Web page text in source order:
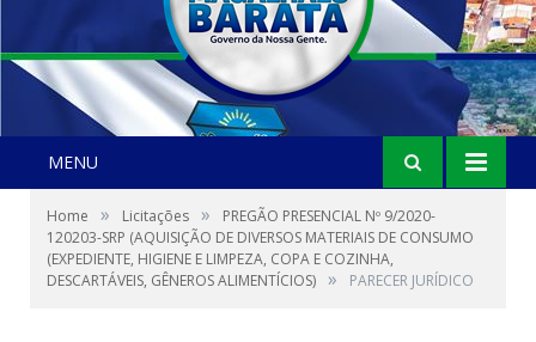
MENU
Home » Licitações »
PREGÃO PRESENCIAL Nº 9/2020-
120203-SRP (AQUISIÇÃO DE DIVERSOS MATERIAIS DE CONSUMO
(EXPEDIENTE, HIGIENE E LIMPEZA, COPA E COZINHA,
DESCARTÁVEIS, GÊNEROS ALIMENTÍCIOS) » PARECER JURÍDICO